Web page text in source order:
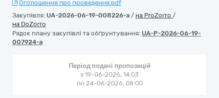
Оголошення про проведення.pdf
Закупівля: UA-2026-06-19-008226-a / на ProZorro /
на DoZorro
Рядок плану закупівлі та обґрунтування: UA-P-2026-06-19-
007924-a
Період подачі пропозицій
з 19-06-2026, 14:03
по 24-06-2026, 08:00